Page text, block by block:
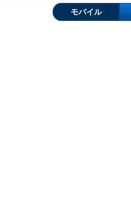
モバイル